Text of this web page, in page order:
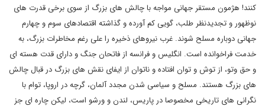
کنند! هژمون مستقر جهانی مواجه با چالش های بزرگ از سوی برخی قدرت های
نوظهور و تجدیدنظر طلب، گویی کم آورده و گذاشته اقتصادهای سوم و چهارم
جهانی دوباره مسلح شوند. غرب نیروهای ذخیره را علی رغم مخاطرات بزرگ، به
خدمت فراخوانده است. انگلیس و فرانسه از فاتحان جنگ و دارای قدت هسته ای
و حق وتو، از توش و توان افتاده و ناتوان از ایفای نقش های بزرگ در قبال چالش
های بزرگ هستند. مسلح و سیاسی شدن مجدد آلمان، گرچه در اروپا، توام با
نگرانی های تاریخی مخصوصا در پاریس، لندن و ورشو است، لیکن چاره ای جز